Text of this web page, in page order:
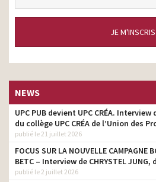
JE M'INSCRIS
NEWS
UPC PUB devient UPC CRÉA.
du collège UPC CRÉA de l’Union des
publié le 21 juillet 2026
FOCUS SUR LA NOUVELLE CAMPAGNE
BETC – Interview de CHRYSTEL
publié le 2 juillet 2026